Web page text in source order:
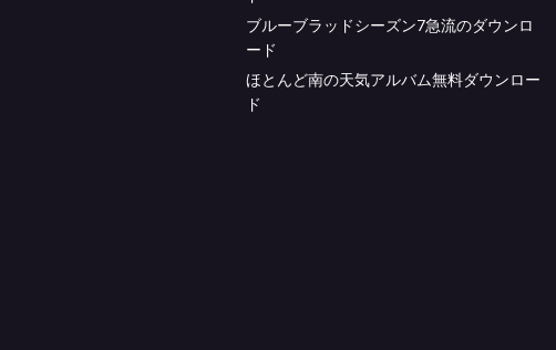
ブルーブラッドシーズン7急流のダウンロ
ード
ほとんど南の天気アルバム無料ダウンロー
ド